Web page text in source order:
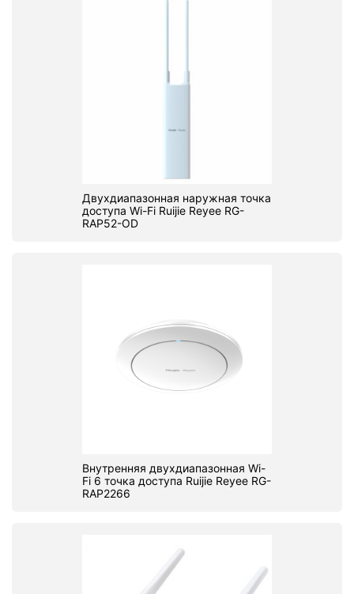
Двухдиапазонная наружная точка
доступа Wi-Fi Ruijie Reyee RG-
RAP52-OD
Внутренняя двухдиапазонная Wi-
Fi 6 точка доступа Ruijie Reyee RG-
RAP2266